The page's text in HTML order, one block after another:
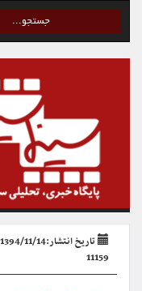
تاریخ انتشار:1394/11/14 - 12:04
11159